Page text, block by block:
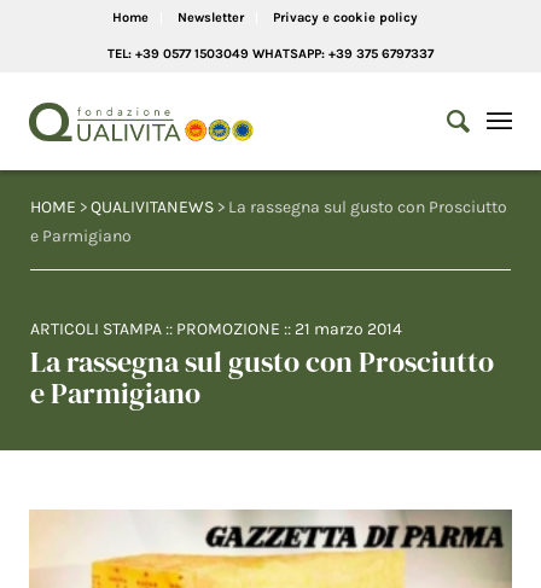
Home Newsletter Privacy e cookie policy
TEL: +39 0577 1503049 WHATSAPP: +39 375 6797337
HOME >QUALIVITANEWS > La rassegna sul gusto con Prosciutto
e Parmigiano
ARTICOLI STAMPA :: PROMOZIONE :: 21 marzo 2014
La rassegna sul gusto con Prosciutto
e Parmigiano